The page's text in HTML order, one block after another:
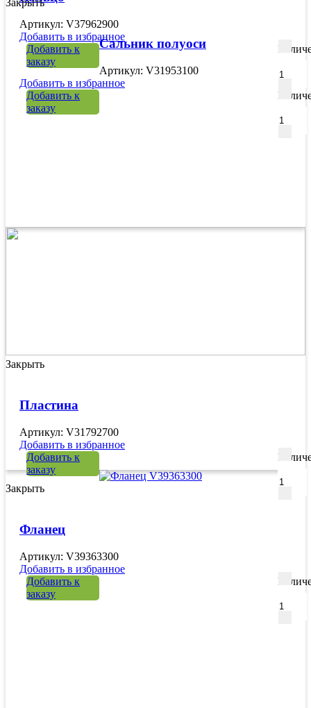
Артикул: V37962900
Добавить в избранное
Добавить к
заказу
Закрыть
Сальник полуоси
Артикул: V31953100
Добавить в избранное
Добавить к
заказу
Закрыть
Пластина
Артикул: V31792700
Добавить в избранное
Добавить к
заказу
Закрыть
Фланец
Артикул: V39363300
Добавить в избранное
Добавить к
заказу